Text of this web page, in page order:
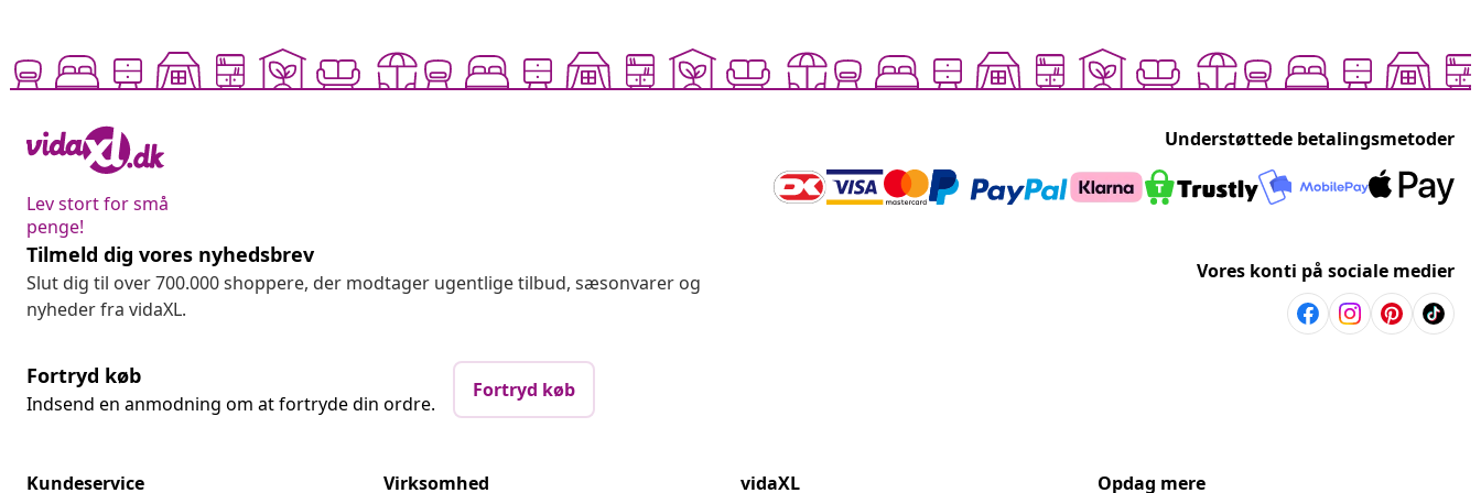
Lev stort for små
penge!
Understøttede betalingsmetoder
Tilmeld dig vores nyhedsbrev
Slut dig til over 700.000 shoppere, der modtager ugentlige tilbud, sæsonvarer og
nyheder fra vidaXL.
Vores konti på sociale medier
Fortryd køb
Indsend en anmodning om at fortryde din ordre.
Fortryd køb
Kundeservice Virksomhed vidaXL Opdag mere